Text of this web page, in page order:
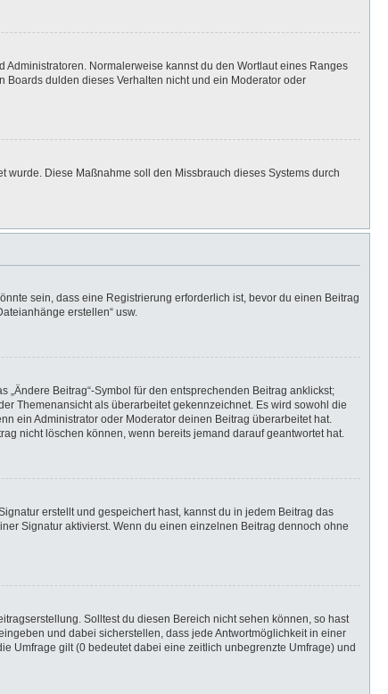
Normalerweise kannst du den Wortlaut eines Ranges
dulden dieses Verhalten nicht und ein Moderator oder
Diese Maßnahme soll den Missbrauch dieses Systems durch
sein, dass eine Registrierung erforderlich ist, bevor du einen Beitrag
erstellen“ usw.
Beitrag“-Symbol für den entsprechenden Beitrag anklickst;
Themenansicht als überarbeitet gekennzeichnet. Es wird sowohl die
ein Administrator oder Moderator deinen Beitrag überarbeitet hat.
nicht löschen können, wenn bereits jemand darauf geantwortet hat.
erstellt und gespeichert hast, kannst du in jedem Beitrag das
Signatur aktivierst. Wenn du einen einzelnen Beitrag dennoch ohne
Solltest du diesen Bereich nicht sehen können, so hast
und dabei sicherstellen, dass jede Antwortmöglichkeit in einer
Umfrage gilt (0 bedeutet dabei eine zeitlich unbegrenzte Umfrage) und